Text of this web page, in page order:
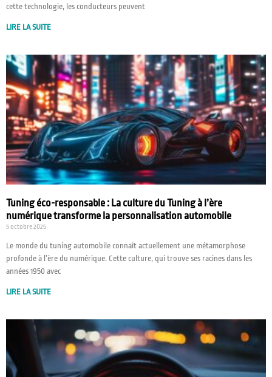
cette technologie, les conducteurs peuvent
LIRE LA SUITE
Tuning éco-responsable : La culture du Tuning à l’ère
numérique transforme la personnalisation automobile
5 octobre 2025
Le monde du tuning automobile connaît actuellement une métamorphose
profonde à l’ère du numérique. Cette culture, qui trouve ses racines dans les
années 1950 avec
LIRE LA SUITE